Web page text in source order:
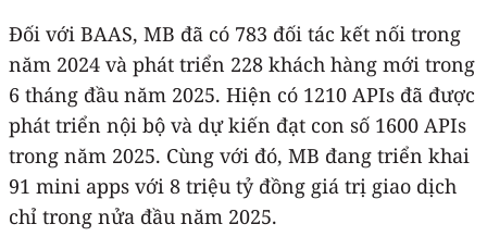
Đối với BAAS, MB đã có 783 đối tác kết nối trong
năm 2024 và phát triển 228 khách hàng mới trong
6 tháng đầu năm 2025. Hiện có 1210 APIs đã được
phát triển nội bộ và dự kiến đạt con số 1600 APIs
trong năm 2025. Cùng với đó, MB đang triển khai
91 mini apps với 8 triệu tỷ đồng giá trị giao dịch
chỉ trong nửa đầu năm 2025.